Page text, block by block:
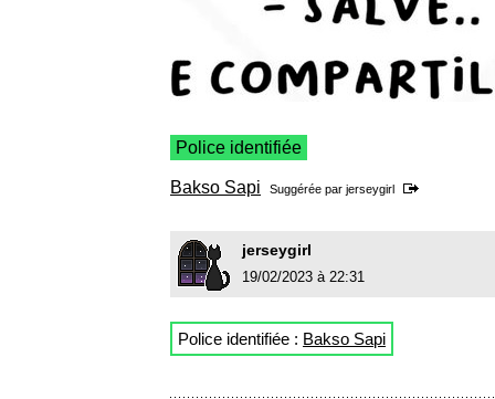
Police identifiée
Bakso Sapi Suggérée par jerseygirl
jerseygirl
19/02/2023 à 22:31
Police identifiée : Bakso Sapi